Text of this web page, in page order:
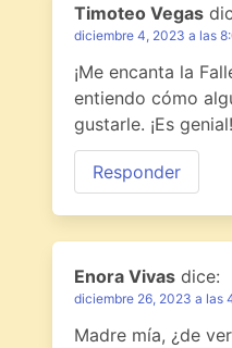
Timoteo Vegas
diciembre 4, 2023 a las
¡Me encanta la
entiendo cómo
gustarle. ¡Es genial!
Responder
Enora Vivas dice:
diciembre 26, 2023 a las
Madre mía, ¿de